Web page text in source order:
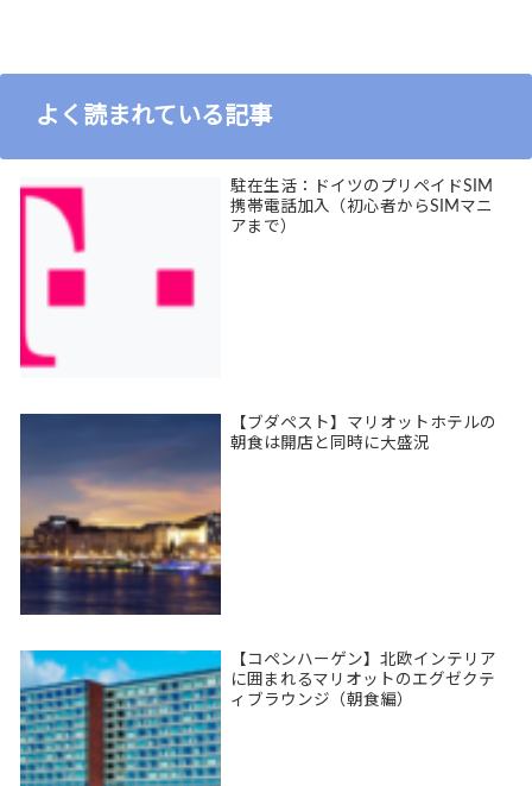
よく読まれている記事
駐在生活：ドイツのプリペイドSIM
携帯電話加入（初心者からSIMマニ
アまで）
【ブダペスト】マリオットホテルの
朝食は開店と同時に大盛況
【コペンハーゲン】北欧インテリア
に囲まれるマリオットのエグゼクテ
ィブラウンジ（朝食編）